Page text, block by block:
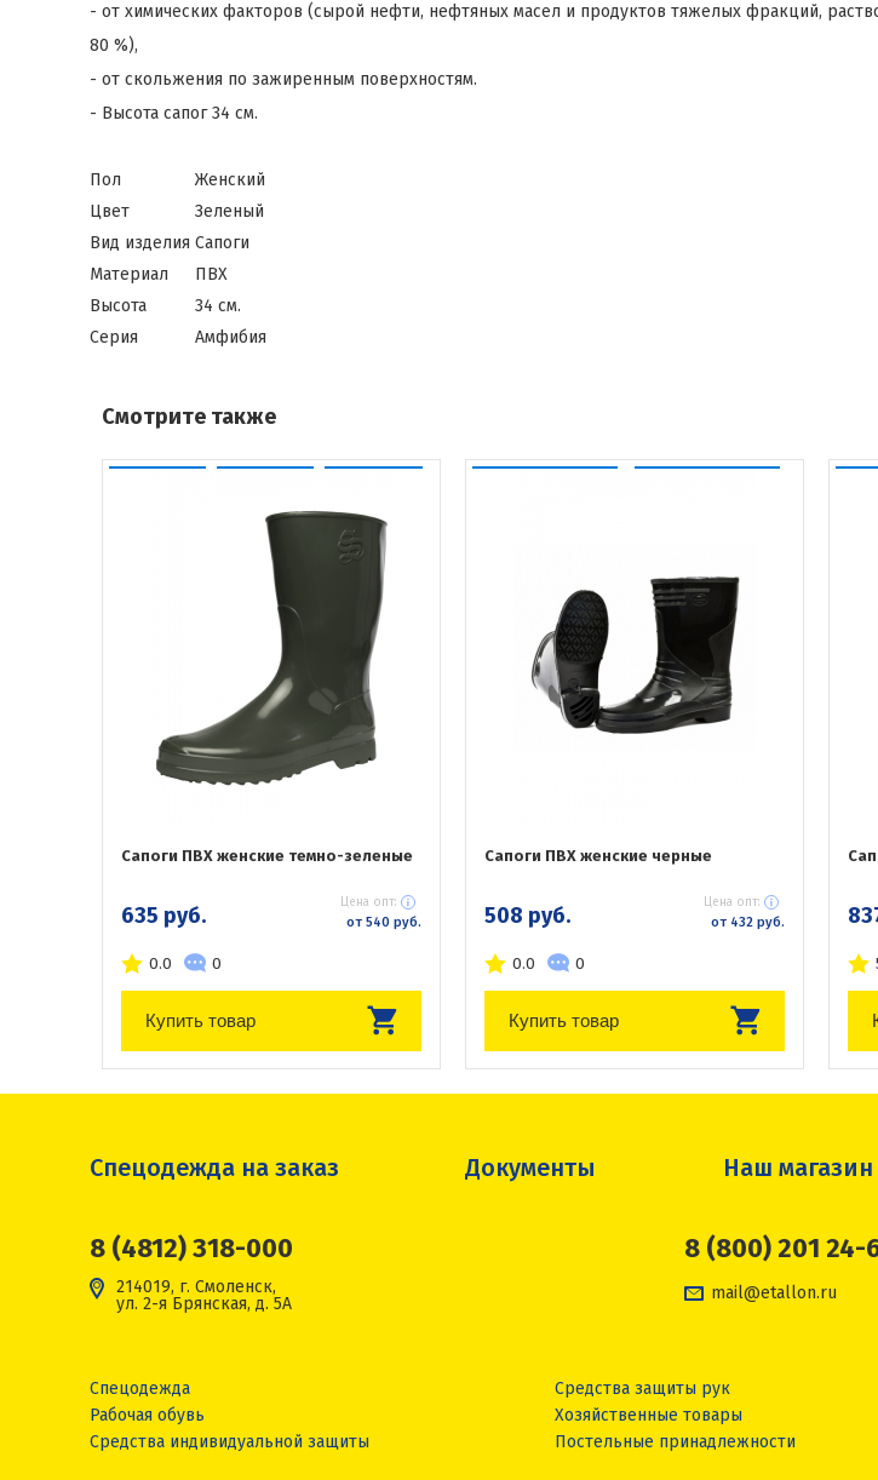
- от химических факторов (сырой нефти, нефтяных масел и продуктов тяжелых фракций,
80 %),
- от скольжения по зажиренным поверхностям.
- Высота сапог 34 см.
Пол
Женский
Цвет
Зеленый
Вид изделия Сапоги
Материал
ПВХ
Высота
34 см.
Серия
Амфибия
Смотрите также
Сапоги ПВХ женские темно-зеленые
635 руб. Цена опт:
от 540 руб.
0.0 0
Купить товар
Сапоги ПВХ женские черные
508 руб. Цена опт:
от 432 руб.
0.0 0
Купить товар
Спецодежда на заказ Документы Наш магазин
8 (4812) 318-000
214019, г. Смоленск,
ул. 2-я Брянская, д. 5А
8 (800) 201 24-
mail@etallon.ru
Спецодежда
Рабочая обувь
Средства индивидуальной защиты
Средства защиты рук
Хозяйственные товары
Постельные принадлежности